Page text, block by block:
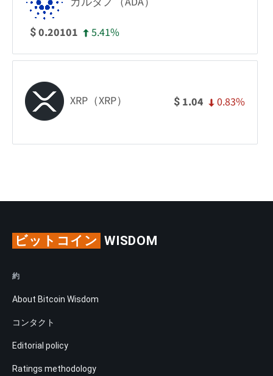
$0.20101 5.41%
XRP（XRP） $ 1.04 0.83%
ビットコイン WISDOM
約
About Bitcoin Wisdom
コンタクト
Editorial policy
Ratings methodology